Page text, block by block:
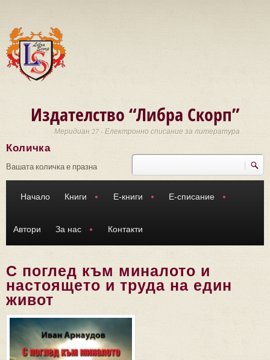
Издателство “Либра Скорп”
Меридиан 27 - Електронно списание за литература
Търси
Количка
Вашата количка е празна
Начало Книги Е-книги Е-списание
Автори За нас Контакти
С поглед към миналото и
настоящето и труда на един
живот